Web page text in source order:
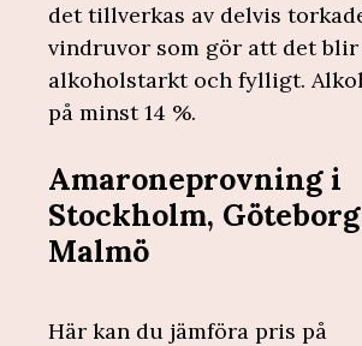
det tillverkas av delvis
vindruvor som gör att det
alkoholstarkt och fylligt.
på minst 14 %.
Amaroneprovning i
Stockholm,
Malmö
Här kan du jämföra pris på